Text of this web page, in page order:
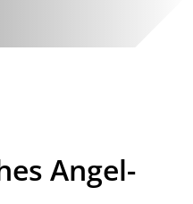
Angel-